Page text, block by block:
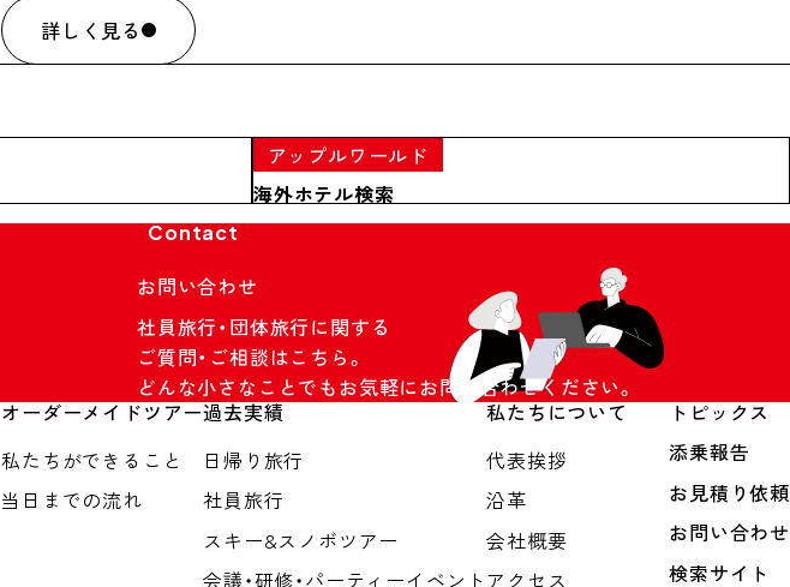
詳しく見る
アップルワールド
海外ホテル検索
Contact
お問い合わせ
社員旅行・団体旅行に関する
ご質問・ご相談はこちら。
どんな小さなことでもお気軽にお問い合わせください。
オーダーメイドツアー
私たちができること
当日までの流れ
過去実績
日帰り旅行
社員旅行
スキー&スノボツアー
会議・研修・パーティーイベント
私たちについて
代表挨拶
沿革
会社概要
アクセス
トピックス
添乗報告
お見積り依頼
お問い合わせ
検索サイト